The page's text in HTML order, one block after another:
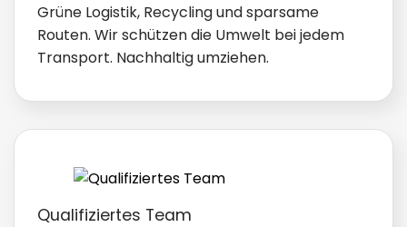
Grüne Logistik, Recycling und sparsame
Routen. Wir schützen die Umwelt bei jedem
Transport. Nachhaltig umziehen.
Qualifiziertes Team